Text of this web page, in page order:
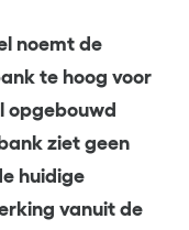
noemt de
te hoog voor
opgebouwd
ziet geen
huidige
vanuit de